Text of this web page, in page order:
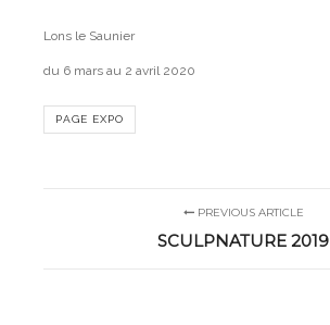
Lons le Saunier
du 6 mars au 2 avril 2020
PAGE EXPO
PREVIOUS ARTICLE
SCULPNATURE 2019